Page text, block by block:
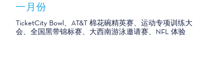
一月份
TicketCity Bowl、AT&T 棉花碗精英赛、运动专项训练大
会、全国黑带锦标赛、大西南游泳邀请赛、NFL 体验